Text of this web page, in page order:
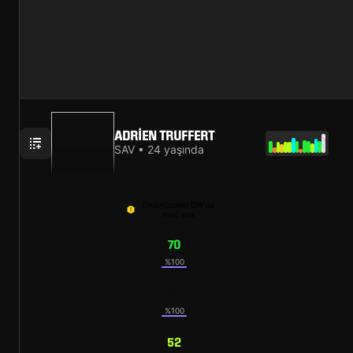
ADRIEN TRUFFERT
SAV • 24 yaşında
70
%100
%100
52